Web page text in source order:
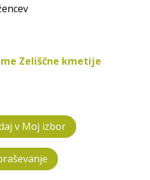
Zeliščne kmetije
v Moj izbor